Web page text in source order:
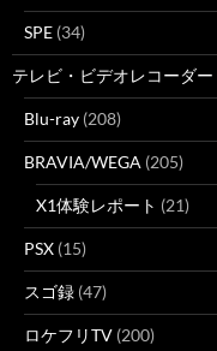
SPE (34)
テレビ・ビデオレコーダー
Blu-ray (208)
BRAVIA/WEGA (205)
X1体験レポート (21)
PSX (15)
スゴ録 (47)
ロケフリTV (200)